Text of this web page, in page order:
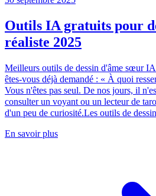
Outils IA gratuits pour
réaliste 2025
Meilleurs outils de dessin d'âme sœur
êtes-vous déjà demandé : « À quoi
Vous n'êtes pas seul. De nos jours, il
consulter un voyant ou un lecteur de
d'un peu de curiosité.Les outils de
En savoir plus